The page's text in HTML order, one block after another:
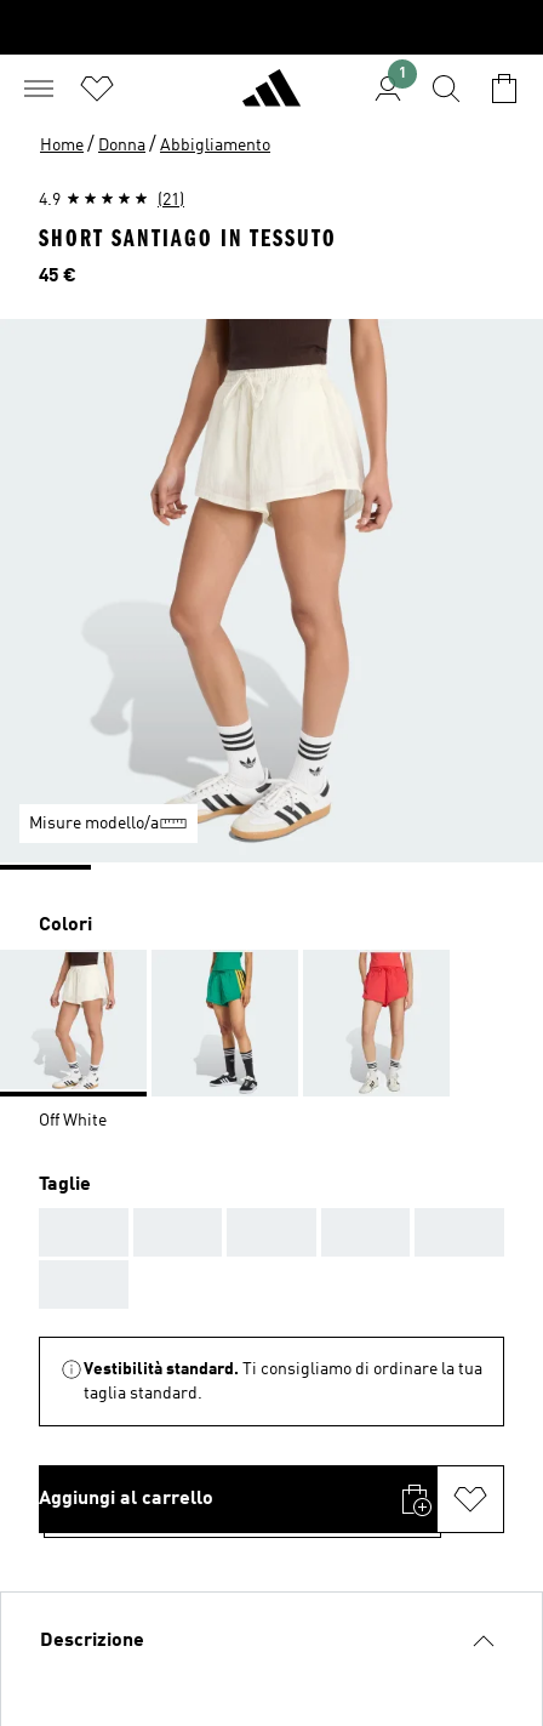
1
Home / Donna / Abbigliamento
4.9 (21)
SHORT SANTIAGO IN TESSUTO
Prezzo
45 €
Misure modello/a
Colori
Off White
Taglie
Vestibilità standard.
Ti consigliamo di ordinare la tua
taglia standard.
Aggiungi al carrello
Descrizione